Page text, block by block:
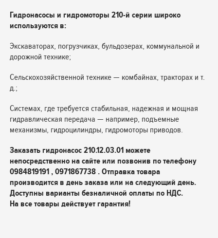
Гидронасосы и гидромоторы 210-й серии широко
используются в:
Экскаваторах, погрузчиках, бульдозерах, коммунальной и
дорожной технике;
Сельскохозяйственной технике — комбайнах, тракторах и т.
д.;
Системах, где требуется стабильная, надежная и мощная
гидравлическая передача — например, подъемные
механизмы, гидроцилиндры, гидромоторы приводов.
Заказать гидронасос 210.12.03.01 можете
непосредственно на сайте или позвонив по телефону
0984819191 , 0971867738 . Отправка товара
производится в день заказа или на следующий день.
Доступны варианты безналичной оплаты по НДС.
На все товары действует гарантия!